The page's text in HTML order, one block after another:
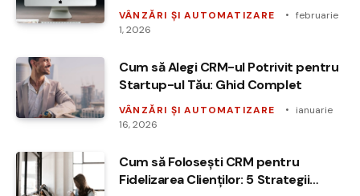
VÂNZĂRI ȘI AUTOMATIZARE
februarie
1, 2026
Cum să Alegi CRM-ul Potrivit pentru
Startup-ul Tău: Ghid Complet
VÂNZĂRI ȘI AUTOMATIZARE
ianuarie
16, 2026
Cum să Folosești CRM pentru
Fidelizarea Clienților: 5 Strategii